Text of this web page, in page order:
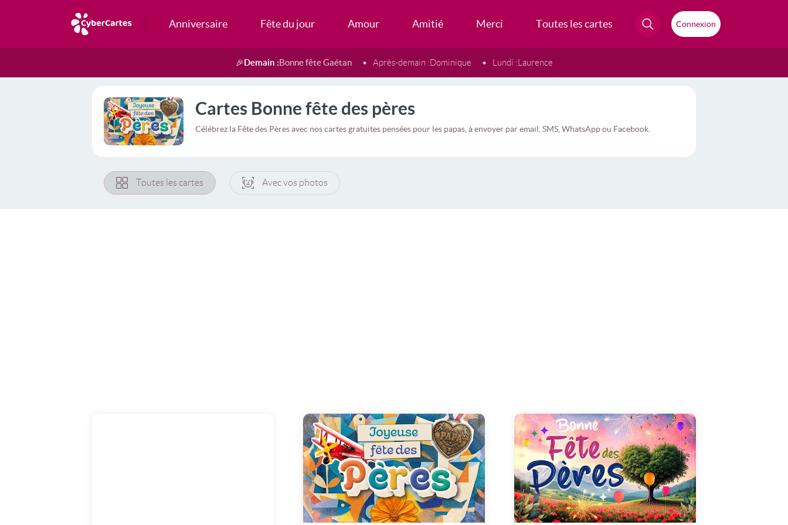
Anniversaire Fête du jour Amour Amitié Merci Toutes les cartes Connexion
🎉Demain :Bonne fête Gaétan Après-demain :Dominique Lundi :Laurence
Cartes Bonne fête des pères
Célébrez la Fête des Pères avec nos cartes gratuites pensées pour les papas, à envoyer par email, SMS, WhatsApp ou Facebook.
Toutes les cartes Avec vos photos
Entre aventure, passions et moments
Il y a des présences qui apaisent, comme un